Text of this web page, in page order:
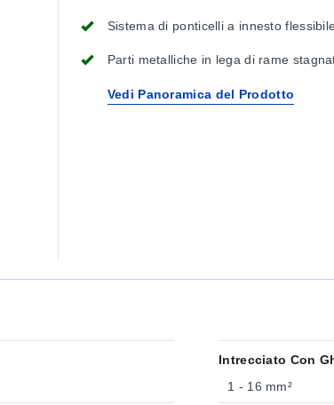
Sistema di ponticelli a innesto
Parti metalliche in lega di rame
Vedi Panoramica del Prodotto
Intrecciato Con
1 - 16 mm²